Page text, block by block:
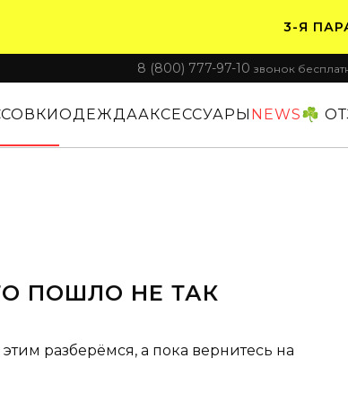
3-Я
ПЛАТИТЕ
8 (800) 777-97-10 звонок
ОДЕЖДААКСЕССУАРЫ NEWS☘️
ПОШЛО НЕ ТАК
разберёмся, а пока вернитесь на